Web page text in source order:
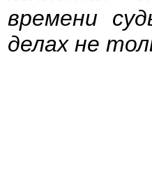
времени
делах не